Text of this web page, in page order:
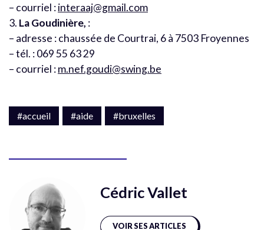
– courriel :interaaj@gmail.com
3. La Goudinière, :
– adresse : chaussée de Courtrai, 6 à 7503 Froyennes
– tél. : 069 55 63 29
– courriel :m.nef.goudi@swing.be
#accueil #aide #bruxelles
Cédric Vallet
VOIR SES ARTICLES